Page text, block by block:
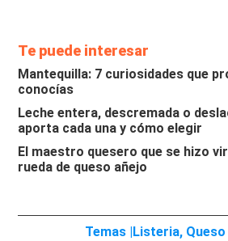
Te puede interesar
Mantequilla: 7 curiosidades que
conocías
Leche entera, descremada o
aporta cada una y cómo elegir
El maestro quesero que se hizo
rueda de queso añejo
Temas | Listeria, Queso